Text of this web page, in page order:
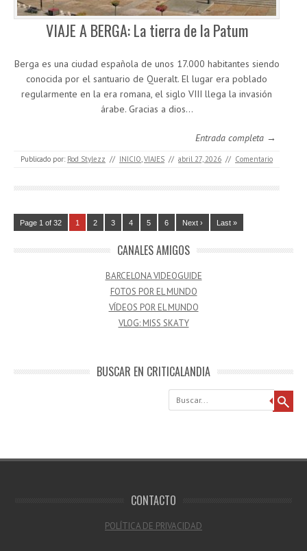
VIAJE A BERGA: La tierra de la Patum
Berga es una ciudad española de unos 17.000 habitantes siendo
conocida por el santuario de Queralt. El lugar era poblado
regularmente en la era romana, el siglo VIII llega la invasión
árabe. Gracias a dios…
Entrada completa →
Publicado por: Rod Stylezz // INICIO VIAJES // abril 27, 2026 // Comentario
Page 1 of 32 1 2 3 4 5 6 Next › Last »
CANALES AMIGOS
BARCELONA VIDEOGUIDE
FOTOS POR EL MUNDO
VÍDEOS POR EL MUNDO
VLOG: MISS SKATY
BUSCAR EN CRITICALANDIA
Buscar
CONTACTO
POLÍTICA DE PRIVACIDAD